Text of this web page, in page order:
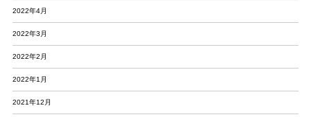
2022年4月
2022年3月
2022年2月
2022年1月
2021年12月